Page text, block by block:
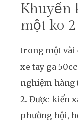
Khuyến
một ko 2
trong một vài
xe tay ga
nghiệm hàng
2. Được kiến
phường hội,